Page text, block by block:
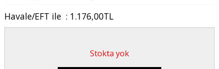
Havale/EFT ile : 1.176,00TL
Stokta yok